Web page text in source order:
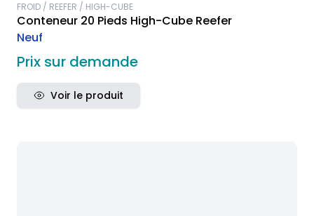
FROID / REEFER / HIGH-CUBE
Conteneur 20 Pieds High-Cube Reefer
Neuf
Prix sur demande
Voir le produit